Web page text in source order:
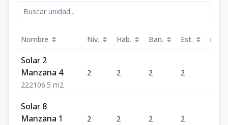
Nombre Niv. Hab. Ban. Est. m²
Solar 2
Manzana 4
222106.5 m2
2 2 2 2 106.5
Solar 8
Manzana 1
2 2 2 2 138.5